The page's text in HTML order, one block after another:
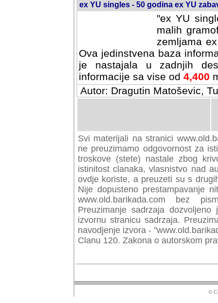
ex YU singles - 50 godina ex YU
"ex YU
malih
zemljama
Ova jedinstvena baza
je nastajala u zadnjih
informacije sa vise od 4,400
Autor: Dragutin Matoševic,
Svi materijali na stranici
preuzimamo odgovornost za
troskove (stete) nastale zbog
istinitost clanaka, vlasnistvo nad
ovdje koriste, a preuzeti su s
Nije dopusteno prestampavanje
www.old.barikada.com bez
Preuzimanje sadrzaja
izvornu stranicu sadrzaja.
navodjenje izvora -
Clanu 120. Zakona o autorskom
©